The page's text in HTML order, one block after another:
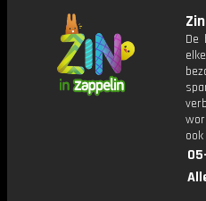
De